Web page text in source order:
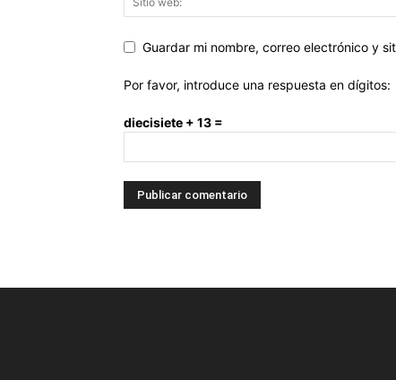
Guardar mi nombre, correo electrónico y
Por favor, introduce una respuesta en dígitos:
diecisiete + 13 =